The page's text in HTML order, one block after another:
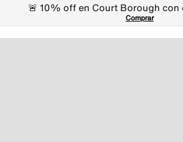
🚨 10% off en Court Borough con
Comprar